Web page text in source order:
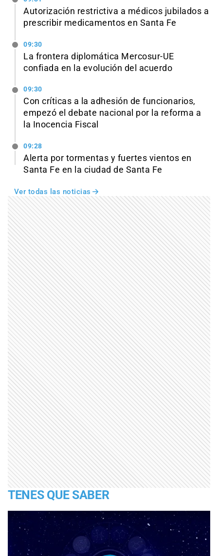
Autorización restrictiva a médicos jubilados a
prescribir medicamentos en Santa Fe
09:30
La frontera diplomática Mercosur-UE
confiada en la evolución del acuerdo
09:30
Con críticas a la adhesión de funcionarios,
empezó el debate nacional por la reforma a
la Inocencia Fiscal
09:28
Alerta por tormentas y fuertes vientos en
Santa Fe en la ciudad de Santa Fe
Ver todas las noticias
TENES QUE SABER